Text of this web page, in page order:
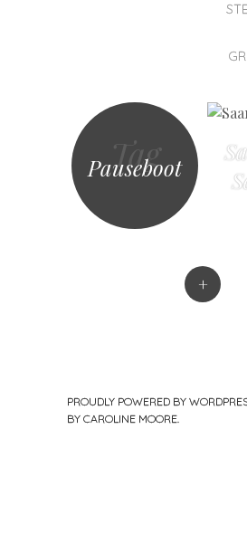
Tag
Pauseboot
+
PROUDLY POWERED BY
BY CAROLINE MOORE.